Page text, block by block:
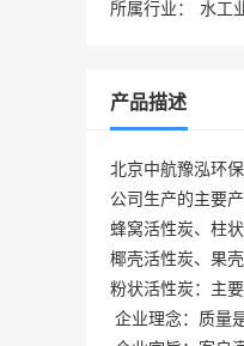
所属行业：
水工
产品描述
北京中航豫泓环
公司生产的主要产
蜂窝活性炭、柱
椰壳活性炭、果
粉状活性炭：主
企业理念：质量